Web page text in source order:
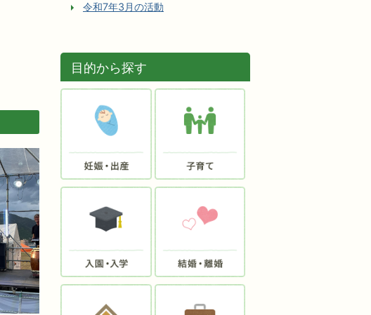
令和7年3月の活動
目的から探す